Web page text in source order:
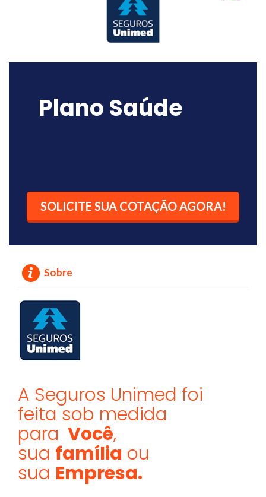
Plano Saúde
SOLICITE SUA COTAÇÃO AGORA!
Sobre
A Seguros Unimed foi
feita sob medida
para Você,
sua família ou
sua Empresa.